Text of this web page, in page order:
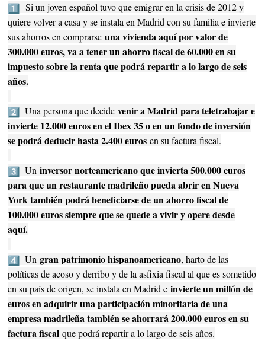
Si un joven español tuvo que emigrar en la crisis de 2012 y
quiere volver a casa y se instala en Madrid con su familia e invierte
sus ahorros en comprarseuna vivienda aquí por valor de
300.000 euros, va a tener un ahorro fiscal de 60.000 en su
impuesto sobre la renta que podrá repartir a lo largo de seis
años.
Una persona que decide venir a Madrid para teletrabajar e
invierte 12.000 euros en el Ibex 35 o en un fondo de inversión
se podrá deducir hasta 2.400 eurosen su factura fiscal.
Un inversor norteamericano que invierta 500.000 euros
para que un restaurante madrileño pueda abrir en Nueva
York también podrá beneficiarse de un ahorro fiscal de
100.000 euros siempre que se quede a vivir y opere desde
aquí.
Un gran patrimonio hispanoamericano, harto de las
políticas de acoso y derribo y de la asfixia fiscal al que es sometido
en su país de origen, se instala en Madrid einvierte un millón de
euros en adquirir una participación minoritaria de una
empresa madrileña también se ahorrará 200.000 euros en su
factura fiscal que podrá repartir a lo largo de seis años.